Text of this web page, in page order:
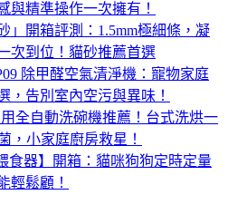
與精準操作一次擁有！
」開箱評測：1.5mm極細條，凝
次到位！貓砂推薦首選
除甲醛空氣清淨機：寵物家庭
，告別室內空污與異味！
用全自動洗碗機推薦！台式洗烘一
，小家庭廚房救星！
食器】開箱：貓咪狗狗定時定量
輕鬆顧！